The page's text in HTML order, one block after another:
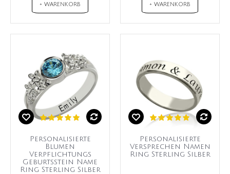
+ WARENKORB + WARENKORB
Personalisierte
Blumen
Verpflichtungs
Geburtsstein Name
Ring Sterling Silber
Personalisierte
Versprechen Namen
Ring Sterling Silber